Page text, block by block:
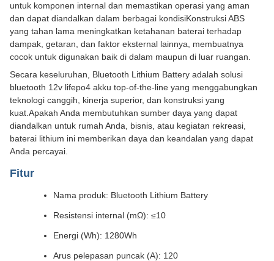
untuk komponen internal dan memastikan operasi yang aman
dan dapat diandalkan dalam berbagai kondisiKonstruksi ABS
yang tahan lama meningkatkan ketahanan baterai terhadap
dampak, getaran, dan faktor eksternal lainnya, membuatnya
cocok untuk digunakan baik di dalam maupun di luar ruangan.
Secara keseluruhan, Bluetooth Lithium Battery adalah solusi
bluetooth 12v lifepo4 akku top-of-the-line yang menggabungkan
teknologi canggih, kinerja superior, dan konstruksi yang
kuat.Apakah Anda membutuhkan sumber daya yang dapat
diandalkan untuk rumah Anda, bisnis, atau kegiatan rekreasi,
baterai lithium ini memberikan daya dan keandalan yang dapat
Anda percayai.
Fitur
Nama produk: Bluetooth Lithium Battery
Resistensi internal (mΩ): ≤10
Energi (Wh): 1280Wh
Arus pelepasan puncak (A): 120